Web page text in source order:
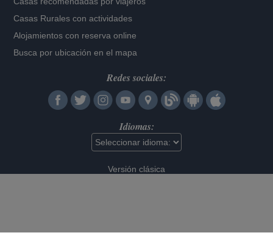
Casas Rurales con actividades
Alojamientos con reserva online
Busca por ubicación en el mapa
Redes sociales:
Idiomas:
Versión clásica